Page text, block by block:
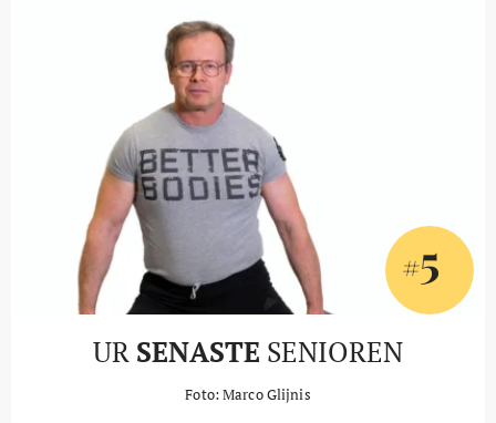
#5
UR SENASTE SENIOREN
Foto: Marco Glijnis